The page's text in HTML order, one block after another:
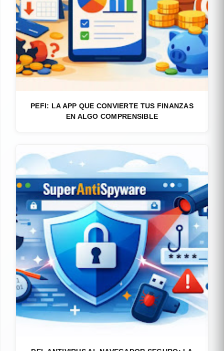
PEFI: LA APP QUE CONVIERTE TUS FINANZAS
EN ALGO COMPRENSIBLE